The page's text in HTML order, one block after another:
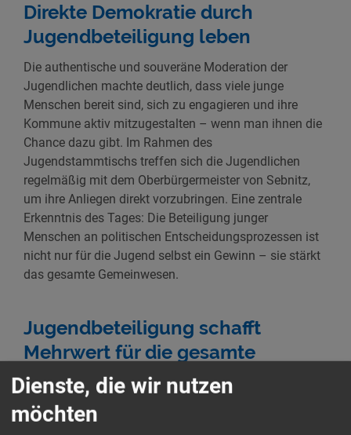
Direkte Demokratie durch
Jugendbeteiligung leben
Die authentische und souveräne Moderation der
Jugendlichen machte deutlich, dass viele junge
Menschen bereit sind, sich zu engagieren und ihre
Kommune aktiv mitzugestalten – wenn man ihnen die
Chance dazu gibt. Im Rahmen des
Jugendstammtischs treffen sich die Jugendlichen
regelmäßig mit dem Oberbürgermeister von Sebnitz,
um ihre Anliegen direkt vorzubringen. Eine zentrale
Erkenntnis des Tages: Die Beteiligung junger
Menschen an politischen Entscheidungsprozessen ist
nicht nur für die Jugend selbst ein Gewinn – sie stärkt
das gesamte Gemeinwesen.
Jugendbeteiligung schafft
Mehrwert für die gesamte
Gemeinschaft
Einen herzlichen Dank an alle Teilnehmenden, an die
engagierten Dolmetscher*innen sowie an Europa Direkt
Dienste, die wir nutzen
möchten